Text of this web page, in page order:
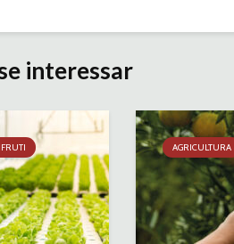
interessar
AGRICULTURA